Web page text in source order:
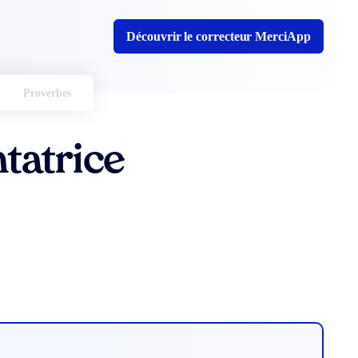
Découvrir le correcteur MerciApp
Proverbes